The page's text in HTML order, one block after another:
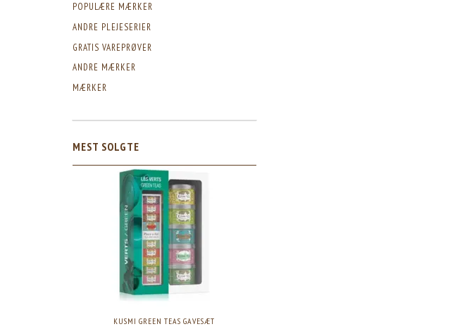
POPULÆRE MÆRKER
ANDRE PLEJESERIER
GRATIS VAREPRØVER
ANDRE MÆRKER
MÆRKER
MEST SOLGTE
KUSMI GREEN TEAS GAVESÆT